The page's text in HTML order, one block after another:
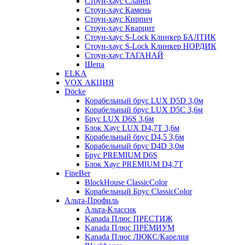
Стоун-хаус Камень
Стоун-хаус Кирпич
Стоун-хаус Кварцит
Стоун-хаус S-Lock Клинкер БАЛТИК
Стоун-хаус S-Lock Клинкер НОРДИК
Стоун-хаус ТАГАНАЙ
Щепа
ELKA
VOX АКЦИЯ
Döcke
Корабельный брус LUX D5D 3,0м
Корабельный брус LUX D5C 3,6м
Брус LUX D6S 3,6м
Блок Хаус LUX D4,7T 3,6м
Корабельный брус D4,5 3,6м
Корабельный брус D4D 3,0м
Брус PREMIUM D6S
Блок Хаус PREMIUM D4,7T
FineBer
BlockHouse ClassicColor
Корабельный Брус ClassicColor
Альта-Профиль
Альта-Классик
Kanada Плюс ПРЕСТИЖ
Kanada Плюс ПРЕМИУМ
Kanada Плюс ЛЮКС/Карелия